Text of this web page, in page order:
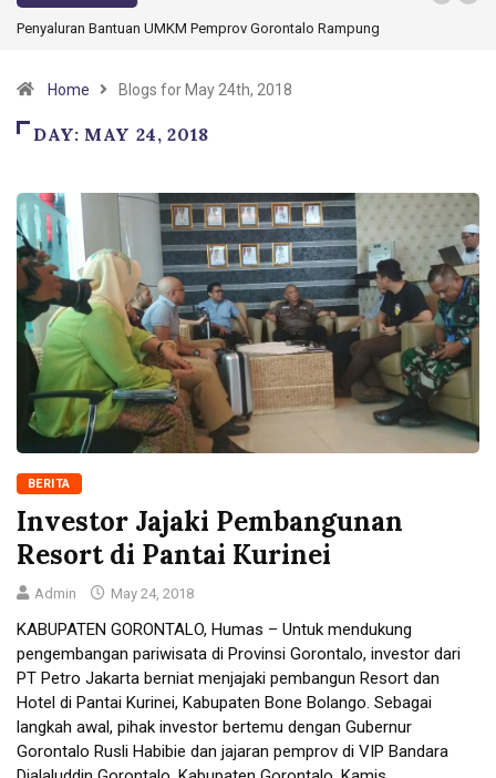
UMKM Pemprov Gorontalo RampungGorontalo Ikut Dukung Program SMA
Home Blogs for May 24th, 2018
DAY: MAY 24, 2018
BERITA
Investor Jajaki Pembangunan
Resort di Pantai Kurinei
Admin May 24, 2018
KABUPATEN GORONTALO, Humas – Untuk mendukung
pengembangan pariwisata di Provinsi Gorontalo, investor dari
PT Petro Jakarta berniat menjajaki pembangun Resort dan
Hotel di Pantai Kurinei, Kabupaten Bone Bolango. Sebagai
langkah awal, pihak investor bertemu dengan Gubernur
Gorontalo Rusli Habibie dan jajaran pemprov di VIP Bandara